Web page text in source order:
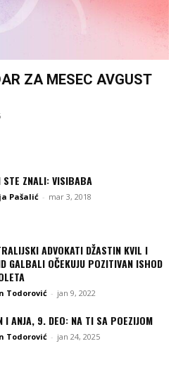
ZA MESEC AVGUST
STE ZNALI: VISIBABA
Pašalić - mar 3, 2018
ADVOKATI DŽASTIN KVIL I
GALBALI OČEKUJU POZITIVAN ISHOD
Todorović - jan 9, 2022
I ANJA, 9. DEO: NA TI SA POEZIJOM
Todorović - jan 24, 2025